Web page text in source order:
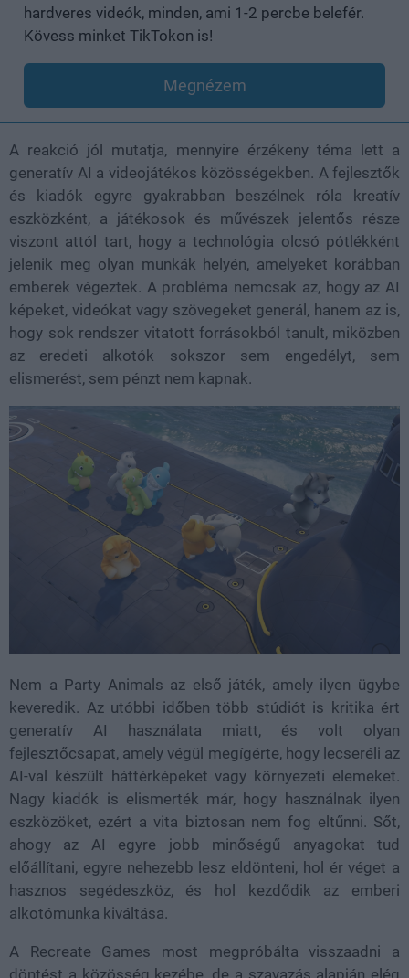
hardveres videók, minden, ami 1-2 percbe belefér.
Kövess minket TikTokon is!
Megnézem
A reakció jól mutatja, mennyire érzékeny téma lett a
generatív AI a videojátékos közösségekben. A fejlesztők
és kiadók egyre gyakrabban beszélnek róla kreatív
eszközként, a játékosok és művészek jelentős része
viszont attól tart, hogy a technológia olcsó pótlékként
jelenik meg olyan munkák helyén, amelyeket korábban
emberek végeztek. A probléma nemcsak az, hogy az AI
képeket, videókat vagy szövegeket generál, hanem az is,
hogy sok rendszer vitatott forrásokból tanult, miközben
az eredeti alkotók sokszor sem engedélyt, sem
elismerést, sem pénzt nem kapnak.
Nem a Party Animals az első játék, amely ilyen ügybe
keveredik. Az utóbbi időben több stúdiót is kritika ért
generatív AI használata miatt, és volt olyan
fejlesztőcsapat, amely végül megígérte, hogy lecseréli az
AI-val készült háttérképeket vagy környezeti elemeket.
Nagy kiadók is elismerték már, hogy használnak ilyen
eszközöket, ezért a vita biztosan nem fog eltűnni. Sőt,
ahogy az AI egyre jobb minőségű anyagokat tud
előállítani, egyre nehezebb lesz eldönteni, hol ér véget a
hasznos segédeszköz, és hol kezdődik az emberi
alkotómunka kiváltása.
A Recreate Games most megpróbálta visszaadni a
döntést a közösség kezébe, de a szavazás alapján elég